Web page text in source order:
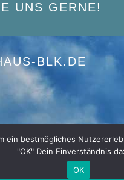
UNS GERNE!
BLK.DE
ein bestmögliches
"OK" Dein Einverständnis
OK